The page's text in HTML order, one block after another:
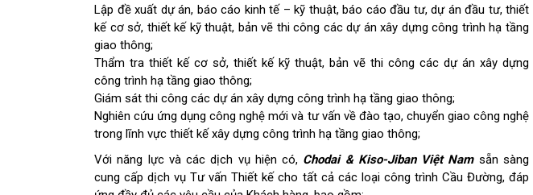
Lập đề xuất dự án, báo cáo kinh tế – kỹ thuật, báo cáo đầu tư, dự án đầu tư, thiết
kế cơ sở, thiết kế kỹ thuật, bản vẽ thi công các dự án xây dựng công trình hạ tầng
giao thông;
Thẩm tra thiết kế cơ sở, thiết kế kỹ thuật, bản vẽ thi công các dự án xây dựng
công trình hạ tầng giao thông;
Giám sát thi công các dự án xây dựng công trình hạ tầng giao thông;
Nghiên cứu ứng dụng công nghệ mới và tư vấn về đào tạo, chuyển giao công nghệ
trong lĩnh vực thiết kế xây dựng công trình hạ tầng giao thông;
Với năng lực và các dịch vụ hiện có, Chodai & Kiso-Jiban Việt Namsẵn sàng
cung cấp dịch vụ Tư vấn Thiết kế cho tất cả các loại công trình Cầu Đường, đáp